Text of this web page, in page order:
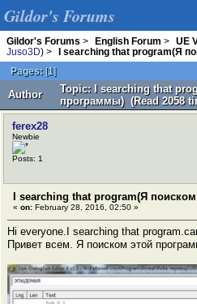
Gildor's Forums
Gildor's Forums > English Forum > UE
Juso3D) >
I searching that program(Я
Pages: [1]
Author
Topic: I searching that
программы) (Read 2058
ferex28
Newbie
Posts: 1
I searching that program(Я
« on: February 28, 2016, 02:50 »
Hi everyone.I searching that
Привет всем. Я поиском этой